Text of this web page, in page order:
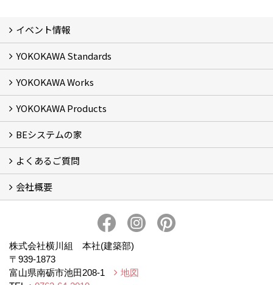
イベント情報
イベント予告
イベント報告
YOKOKAWA Standards
基本理念 (2)
横川組の家造り
正しい耐震・制震の家
正しい断熱の家
S-grade
SS-grade
YOKOKAWA Works
フォトギャラリー
リフォーム専門部
新築・増築専門部
現場レポート
完工事例
お客様の声
横川組歩道除雪隊
『五本線』応援ページ！
YOKOKAWA Products
窓ガラス遮熱・UVカット塗料【ゼロコート】
水回り再生コーティング【アクアリフレッシュ】
米杉羽目板【やすらぎ】
BEシステムの家
BEシステムの家 実績
BEシステムの家 概要
BEシステムの家 体感会レポート
ハウスオブザ高断熱受賞
よくあるご質問
BEシステムについて
家造りの流れ
会社概要
プライバシー・ポリシー
本社井口移転のお知らせ
株式会社横川組 本社(建築部)
〒939-1873
富山県南砺市池田208-1
地図